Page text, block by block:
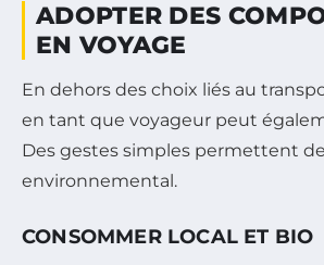
ADOPTER DES
EN VOYAGE
En dehors des choix liés au
en tant que voyageur peut
Des gestes simples permettent
environnemental.
CONSOMMER LOCAL ET BIO